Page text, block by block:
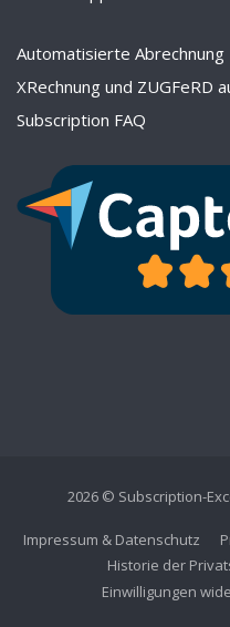
Automatisierte Abrechnung
XRechnung und ZUGFeRD
Subscription FAQ
2026 © Subscription-
Impressum & Datenschutz
Historie der
Einwilligungen